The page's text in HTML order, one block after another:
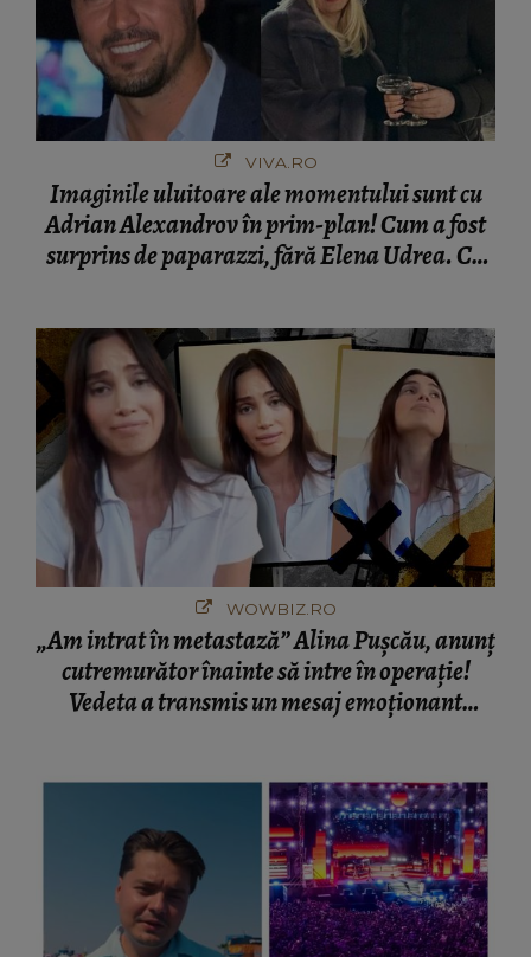
VIVA.RO
Imaginile uluitoare ale momentului sunt cu
Adrian Alexandrov în prim-plan! Cum a fost
surprins de paparazzi, fără Elena Udrea. Cu
WOWBIZ.RO
„Am intrat în metastază” Alina Pușcău, anunț
cutremurător înainte să intre în operație!
Vedeta a transmis un mesaj emoționant